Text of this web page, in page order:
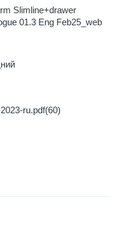
Slimline+drawer
01.3 Eng Feb25_web
ru.pdf(60)